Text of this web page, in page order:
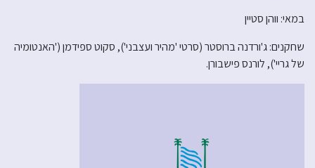
במאי: ווהן סטיין
שחקנים: ג'ורדנה ברוסטר (סרטי 'מהיר ועצבני'), סקוט ספידמן ('האנטומיה
של גריי'), לורנס פישבורן.